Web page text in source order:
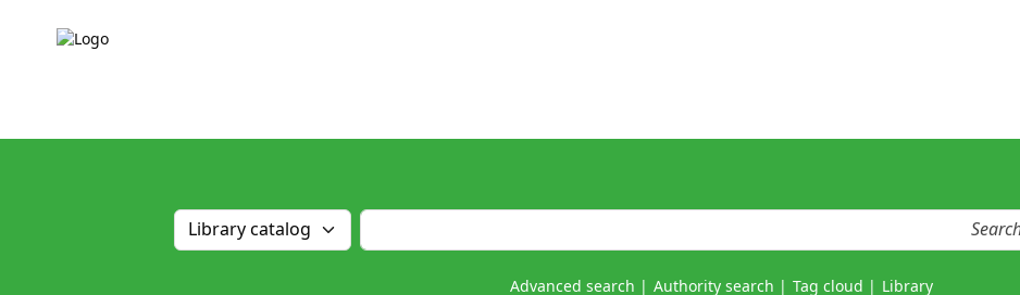
Advanced search Authority search Tag cloud Library